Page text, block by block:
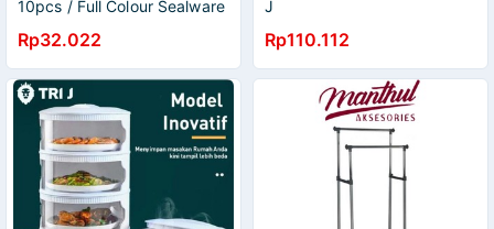
10pcs / Full Colour Sealware
Rp32.022
J
Rp110.112